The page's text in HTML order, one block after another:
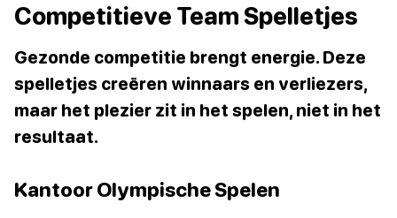
Competitieve Team Spelletjes
Gezonde competitie brengt energie. Deze
spelletjes creëren winnaars en verliezers,
maar het plezier zit in het spelen, niet in het
resultaat.
Kantoor Olympische Spelen